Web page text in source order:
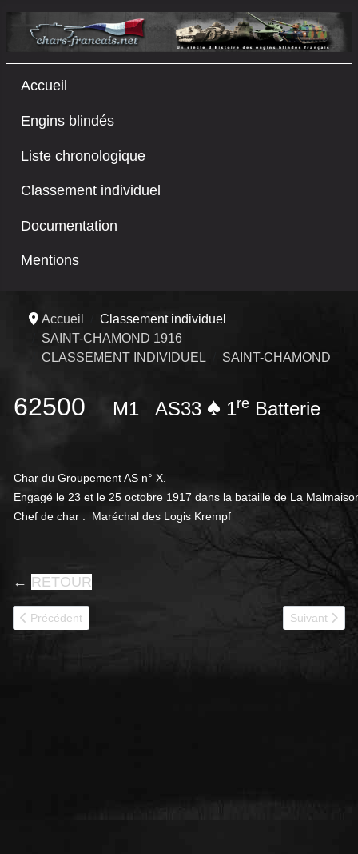
Accueil
Engins blindés
Liste chronologique
Classement individuel
Documentation
Mentions
Accueil
Classement individuel
SAINT-CHAMOND 1916
CLASSEMENT INDIVIDUEL
SAINT-CHAMOND
62500 M1 AS33 ♠ 1re Batterie
Char du Groupement AS n° X.
Engagé le 23 et le 25 octobre 1917 dans la bataille de La
Chef de char : Maréchal des Logis Krempf
← RETOUR
Article précédent : 62501
Précédent Article
Suivant